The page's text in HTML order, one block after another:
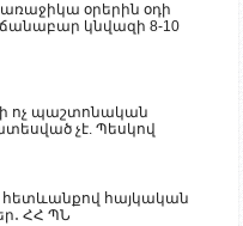
օրերին օդի
կնվազի 8-10
ոչ պաշտոնական
չէ. Պեսկով
հետևանքով հայկական
ՀՀ ՊՆ